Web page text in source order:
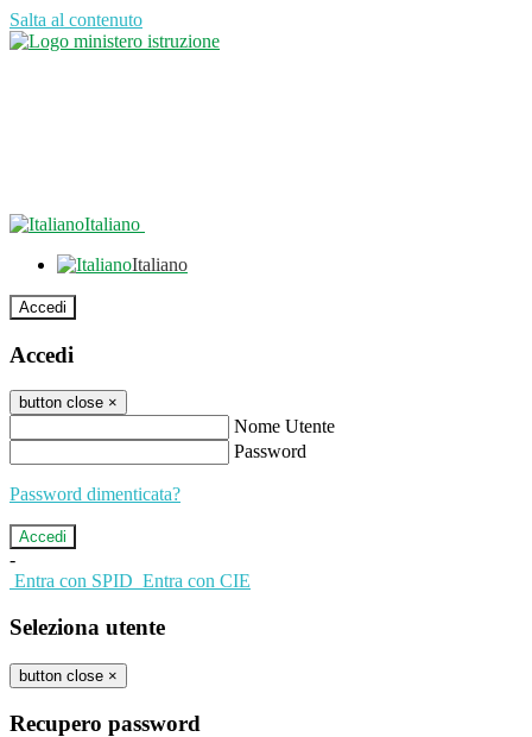
Salta al contenuto
Italiano
Italiano
Accedi
Accedi
button close ×
Nome Utente
Password
Password dimenticata?
-
Entra con SPID Entra con CIE
Seleziona utente
button close ×
Recupero password